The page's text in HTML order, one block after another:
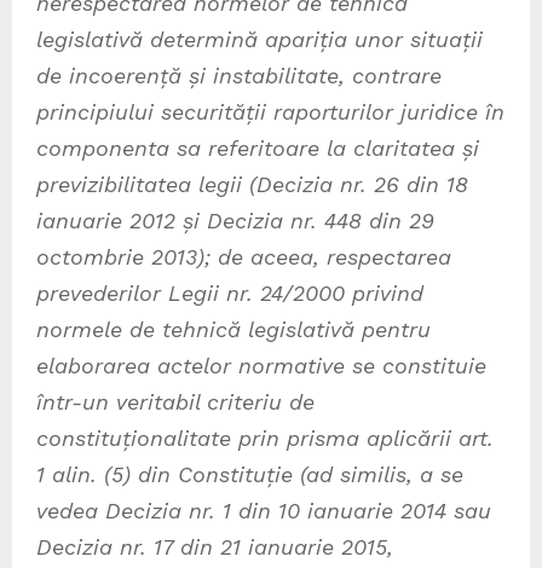
legislativă determină apariția unor situații
de incoerență și instabilitate, contrare
principiului securității raporturilor juridice în
componenta sa referitoare la claritatea și
previzibilitatea legii (Decizia nr. 26 din 18
ianuarie 2012 și Decizia nr. 448 din 29
octombrie 2013); de aceea, respectarea
prevederilor Legii nr. 24/2000 privind
normele de tehnică legislativă pentru
elaborarea actelor normative se constituie
într-un veritabil criteriu de
constituționalitate prin prisma aplicării art.
1 alin. (5) din Constituție (ad similis, a se
vedea Decizia nr. 1 din 10 ianuarie 2014 sau
Decizia nr. 17 din 21 ianuarie 2015,